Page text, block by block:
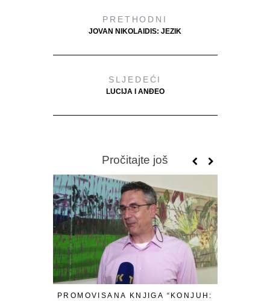
PRETHODNI
JOVAN NIKOLAIDIS: JEZIK
SLJEDEĆI
LUCIJA I ANĐEO
Pročitajte još
PROMOVISANA KNJIGA “KONJUH: